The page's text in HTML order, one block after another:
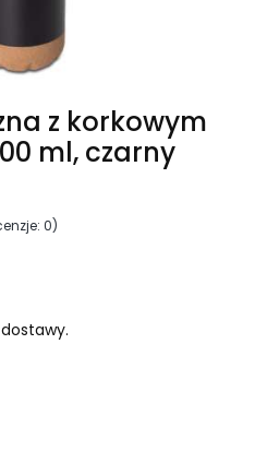
z korkowym
ml, czarny
0)